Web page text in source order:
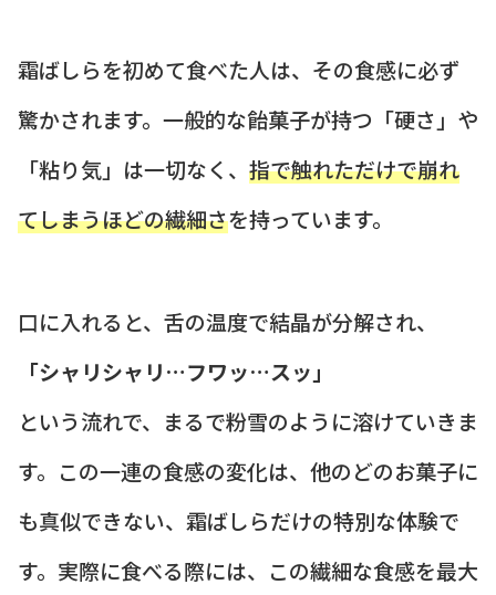
霜ばしらを初めて食べた人は、その食感に必ず
驚かされます。一般的な飴菓子が持つ「硬さ」や
「粘り気」は一切なく、 指で触れただけで崩れ
てしまうほどの繊細さを持っています。
口に入れると、舌の温度で結晶が分解され、
「シャリシャリ…フワッ…スッ」
という流れで、まるで粉雪のように溶けていきま
す。この一連の食感の変化は、他のどのお菓子に
も真似できない、霜ばしらだけの特別な体験で
す。実際に食べる際には、この繊細な食感を最大